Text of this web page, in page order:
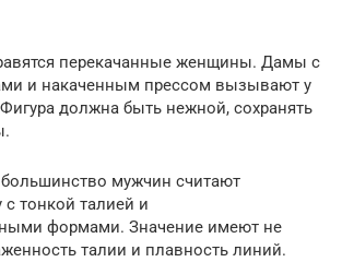
перекачанные женщины. Дамы с
и накаченным прессом вызывают у
должна быть нежной, сохранять
мужчин считают
тонкой талией и
формами. Значение имеют не
талии и плавность линий.